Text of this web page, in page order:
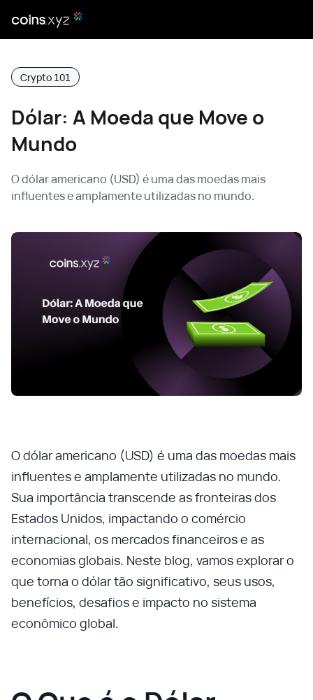
Crypto 101
Dólar: A Moeda que Move o
Mundo
O dólar americano (USD) é uma das moedas mais
influentes e amplamente utilizadas no mundo.
O dólar americano (USD) é uma das moedas mais
influentes e amplamente utilizadas no mundo.
Sua importância transcende as fronteiras dos
Estados Unidos, impactando o comércio
internacional, os mercados financeiros e as
economias globais. Neste blog, vamos explorar o
que torna o dólar tão significativo, seus usos,
benefícios, desafios e impacto no sistema
econômico global.